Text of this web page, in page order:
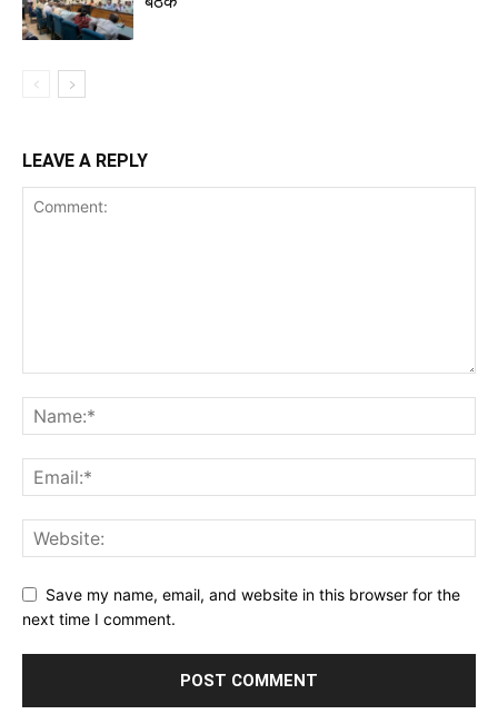
LEAVE A REPLY
Save my name, email, and website in this browser for the
next time I comment.